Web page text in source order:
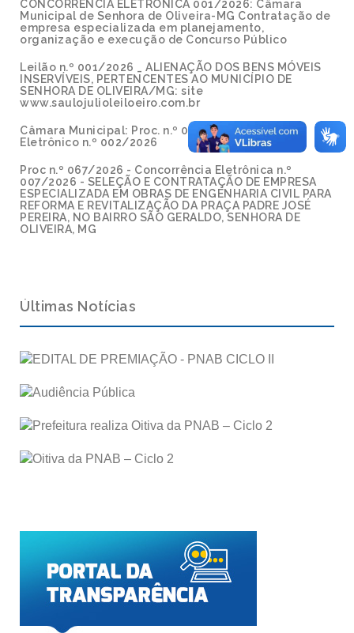
CONCORRÊNCIA ELETRÔNICA 001/2026: Câmara
Municipal de Senhora de Oliveira-MG Contratação de
empresa especializada em planejamento,
organização e execução de Concurso Público
Leilão n.º 001/2026 _ ALIENAÇÃO DOS BENS MÓVEIS
INSERVÍVEIS, PERTENCENTES AO MUNICÍPIO DE
SENHORA DE OLIVEIRA/MG: site
www.saulojulioleiloeiro.com.br
Câmara Municipal: Proc. n.º 002/2026 - Pregão
Eletrônico n.º 002/2026
Proc n.º 067/2026 - Concorrência Eletrônica n.º
007/2026 - SELEÇÃO E CONTRATAÇÃO DE EMPRESA
ESPECIALIZADA EM OBRAS DE ENGENHARIA CIVIL PARA
REFORMA E REVITALIZAÇÃO DA PRAÇA PADRE JOSÉ
PEREIRA, NO BAIRRO SÃO GERALDO, SENHORA DE
OLIVEIRA, MG
Últimas Notícias